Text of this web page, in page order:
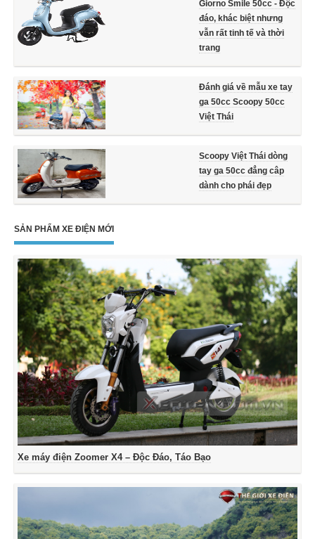
Giorno Smile 50cc - Độc
đáo, khác biệt nhưng
vẫn rất tinh tế và thời
trang
Đánh giá về mẫu xe tay
ga 50cc Scoopy 50cc
Việt Thái
Scoopy Việt Thái dòng
tay ga 50cc đẳng câp
dành cho phái đẹp
SẢN PHẨM XE ĐIỆN MỚI
Xe máy điện Zoomer X4 – Độc Đáo, Táo Bạo